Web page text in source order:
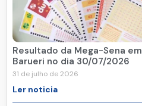
Resultado da Mega-Sena em
Barueri no dia 30/07/2026
31 de julho de 2026
Ler noticia